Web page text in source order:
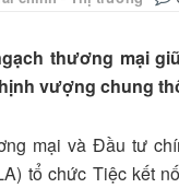
thương mại
vượng chung
mại và Đầu tư
tổ chức Tiệc kết